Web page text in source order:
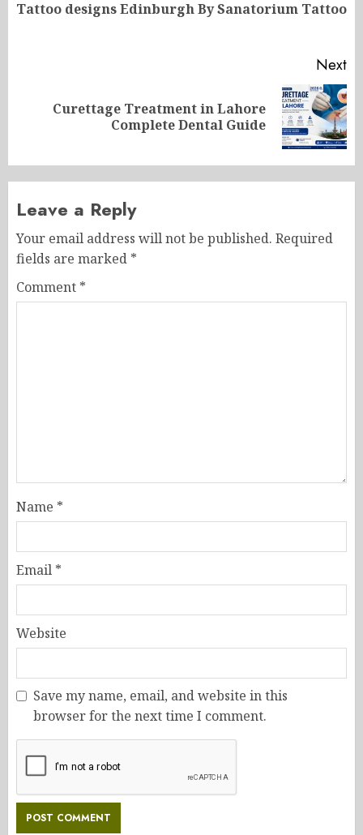
Tattoo designs Edinburgh By Sanatorium Tattoo
Next
Curettage Treatment in Lahore
Complete Dental Guide
Leave a Reply
Your email address will not be published. Required
fields are marked *
Comment *
Name *
Email *
Website
Save my name, email, and website in this
browser for the next time I comment.